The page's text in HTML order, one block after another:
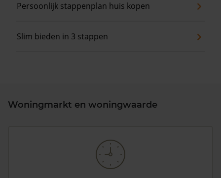
Persoonlijk stappenplan huis kopen
Slim bieden in 3 stappen
Woningmarkt en woningwaarde